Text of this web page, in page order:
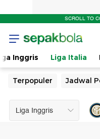
SCROLL TO
Inggris Liga Italia
Terpopuler Jadwal